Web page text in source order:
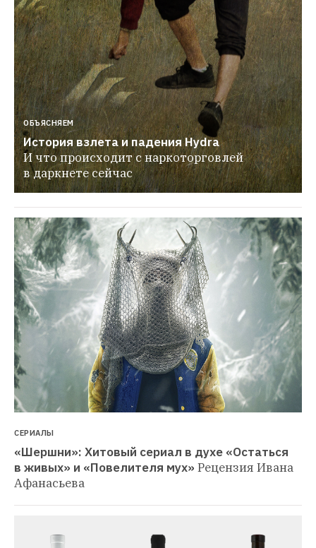
ОБЪЯСНЯЕМ
История взлета и падения Hydra
И что происходит с наркоторговлей
в даркнете сейчас
СЕРИАЛЫ
«Шершни»: Хитовый сериал в духе «Остаться
в живых» и «Повелителя мух» Рецензия Ивана
Афанасьева